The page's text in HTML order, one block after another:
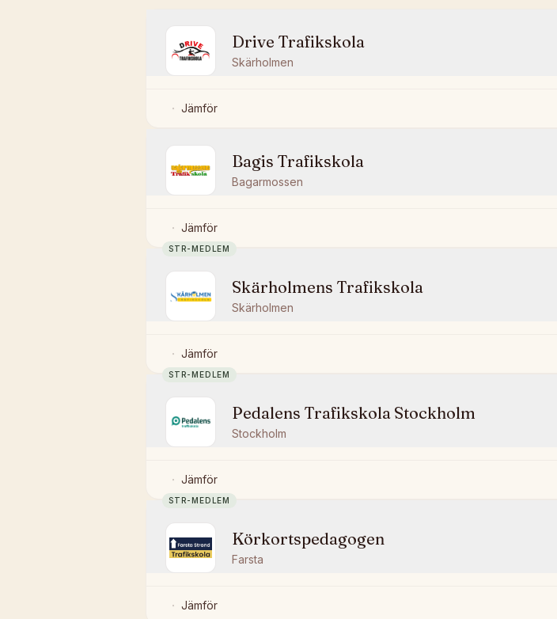
Drive Trafikskola
Skärholmen
Jämför
Bagis Trafikskola
Bagarmossen
Jämför
STR-MEDLEM
Skärholmens Trafikskola
Skärholmen
Jämför
STR-MEDLEM
Pedalens Trafikskola Stockholm
Stockholm
Jämför
STR-MEDLEM
Körkortspedagogen
Farsta
Jämför